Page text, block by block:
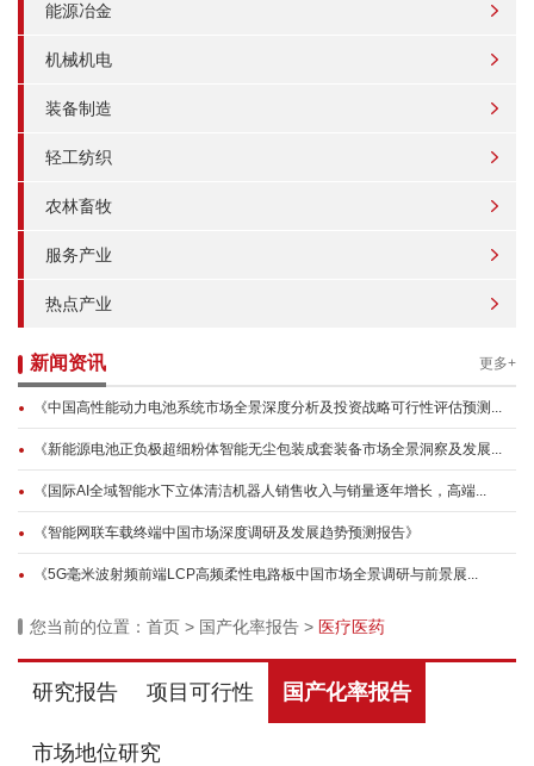
能源冶金
机械机电
装备制造
轻工纺织
农林畜牧
服务产业
热点产业
新闻资讯 更多+
《中国高性能动力电池系统市场全景深度分析及投资战略可行性评估预测...
《新能源电池正负极超细粉体智能无尘包装成套装备市场全景洞察及发展...
《国际AI全域智能水下立体清洁机器人销售收入与销量逐年增长，高端...
《智能网联车载终端中国市场深度调研及发展趋势预测报告》
《5G毫米波射频前端LCP高频柔性电路板中国市场全景调研与前景展...
您当前的位置： 首页 > 国产化率报告 > 医疗医药
研究报告 项目可行性 国产化率报告
市场地位研究